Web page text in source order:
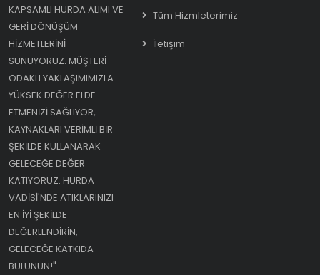
KAPSAMLI HURDA ALIMI VE
GERI DÖNÜŞÜM
HIZMETLERINI
SUNUYORUZ. MÜŞTERI
ODAKLI YAKLAŞIMIMIZLA
YÜKSEK DEĞER ELDE
ETMENIZI SAĞLIYOR,
KAYNAKLARI VERIMLI BIR
ŞEKILDE KULLANARAK
GELECEĞE DEĞER
KATIYORUZ. HURDA
VADISI'NDE ATIKLARINIZI
EN IYI ŞEKILDE
DEĞERLENDIRIN,
GELECEĞE KATKIDA
BULUNUN!"
Tüm Hizmleterimiz
İletişim